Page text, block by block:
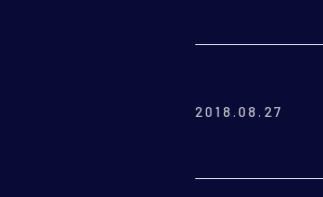
2018.08.27